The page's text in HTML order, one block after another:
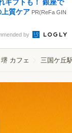
ギフトも！ 銀座で
質ケア PR(ReFa GIN
by
堺 カフェ 三国ケ丘